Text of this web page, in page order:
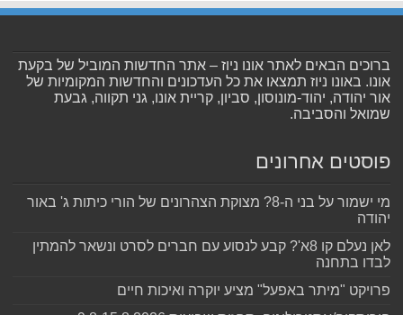
ברוכים הבאים לאתר אונו ניוז – אתר החדשות המוביל של בקעת
אונו. באונו ניוז תמצאו את כל העדכונים והחדשות המקומיות של
אור יהודה, יהוד-מונוסון, סביון, קריית אונו, גני תקווה, גבעת
שמואל והסביבה.
פוסטים אחרונים
מי ישמור על בני ה-8? מצוקת הצהרונים של הורי כיתות ג' באור
יהודה
לאן נעלם קו 8א'? קבע לנסוע עם חברים לסרט ונשאר להמתין
לבדו בתחנה
פרויקט "מיתר באפעל" מציע יוקרה ואיכות חיים